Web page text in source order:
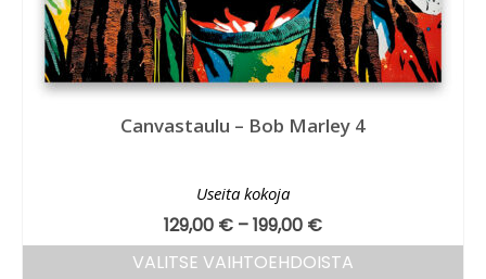
Canvastaulu – Bob Marley 4
Useita kokoja
129,00 € –199,00 €
VALITSE VAIHTOEHDOISTA